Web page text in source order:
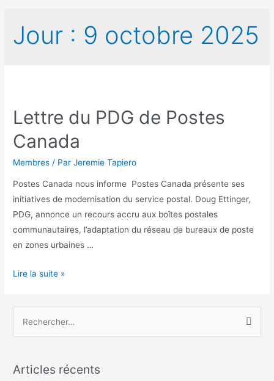
Jour : 9 octobre 2025
Lettre du PDG de Postes
Canada
Membres / ParJeremie Tapiero
Postes Canada nous informe Postes Canada présente ses
initiatives de modernisation du service postal. Doug Ettinger,
PDG, annonce un recours accru aux boîtes postales
communautaires, l’adaptation du réseau de bureaux de poste
en zones urbaines …
Lettre
Postes
Lire la suite »
h
Articles récents